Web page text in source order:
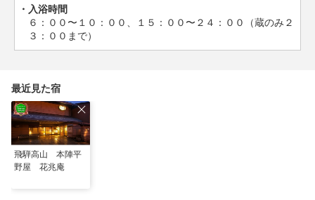
入浴時間
６：００〜１０：００、１５：００〜２４：００（蔵のみ２
３：００まで）
最近見た宿
飛騨高山 本陣平
野屋 花兆庵